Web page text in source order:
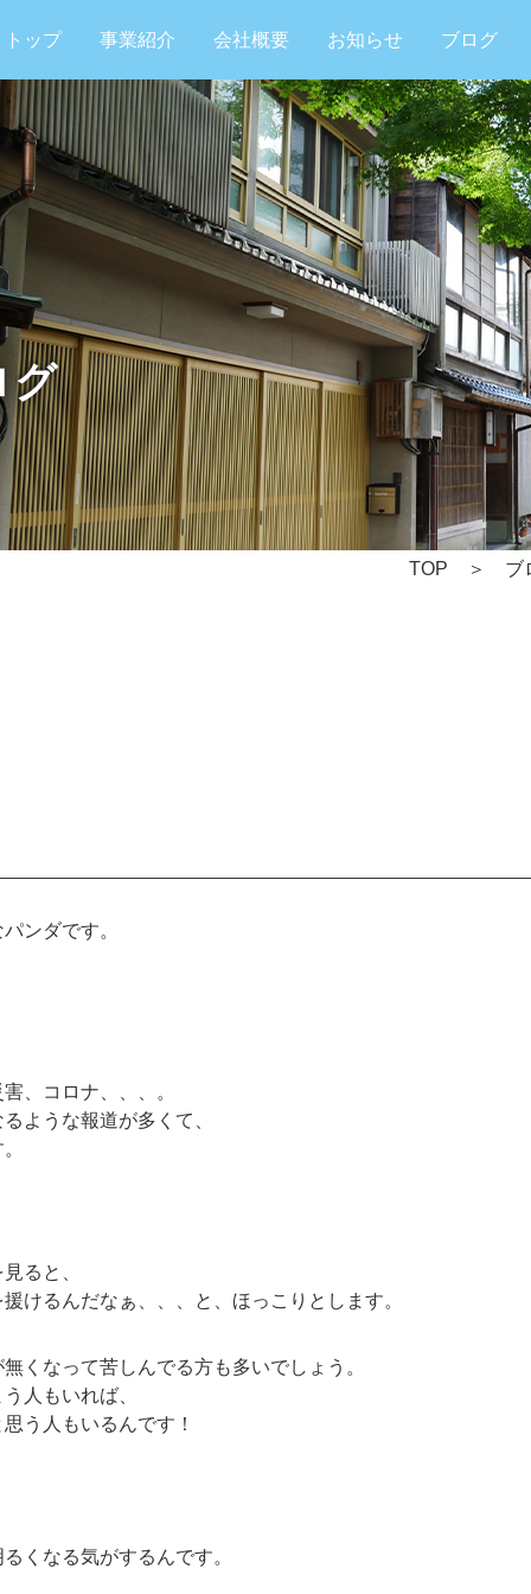
トップ 事業紹介 会社概要 お知らせ ブログ
グ
TOP ブ
ンダです。
、コロナ、、、。
ような報道が多くて、
ると、
けるんだなぁ、、、と、ほっこりとします。
くなって苦しんでる方も多いでしょう。
人もいれば、
う人もいるんです！
くなる気がするんです。